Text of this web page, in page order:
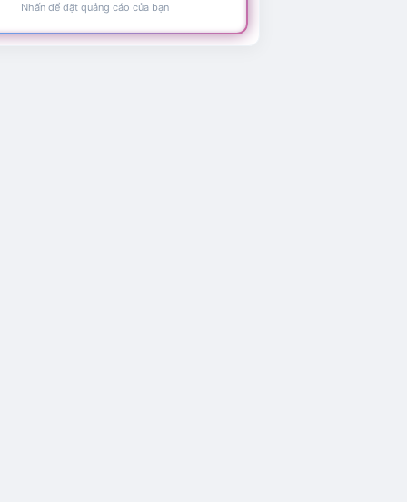
Nhấn để đặt quảng cáo của bạn